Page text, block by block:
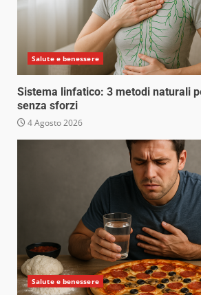
Salute e benessere
Sistema linfatico: 3 metodi naturali
senza sforzi
4 Agosto 2026
Salute e benessere